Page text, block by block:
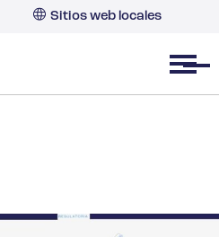
Sitios web locales
Open menu